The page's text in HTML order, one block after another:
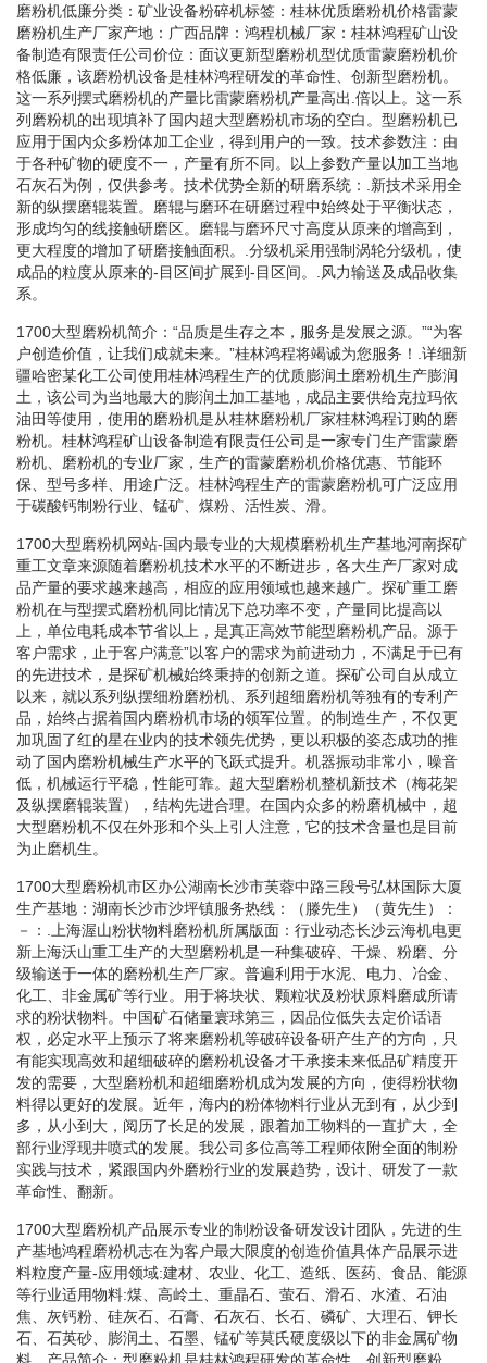
磨粉机低廉分类：矿业设备粉碎机标签：桂林优质磨粉机价格雷蒙
磨粉机生产厂家产地：广西品牌：鸿程机械厂家：桂林鸿程矿山设
备制造有限责任公司价位：面议更新型磨粉机型优质雷蒙磨粉机价
格低廉，该磨粉机设备是桂林鸿程研发的革命性、创新型磨粉机。
这一系列摆式磨粉机的产量比雷蒙磨粉机产量高出.倍以上。这一系
列磨粉机的出现填补了国内超大型磨粉机市场的空白。型磨粉机已
应用于国内众多粉体加工企业，得到用户的一致。技术参数注：由
于各种矿物的硬度不一，产量有所不同。以上参数产量以加工当地
石灰石为例，仅供参考。技术优势全新的研磨系统：.新技术采用全
新的纵摆磨辊装置。磨辊与磨环在研磨过程中始终处于平衡状态，
形成均匀的线接触研磨区。磨辊与磨环尺寸高度从原来的增高到，
更大程度的增加了研磨接触面积。.分级机采用强制涡轮分级机，使
成品的粒度从原来的-目区间扩展到-目区间。.风力输送及成品收集
系。
1700大型磨粉机简介：“品质是生存之本，服务是发展之源。”“为客
户创造价值，让我们成就未来。”桂林鸿程将竭诚为您服务！.详细新
疆哈密某化工公司使用桂林鸿程生产的优质膨润土磨粉机生产膨润
土，该公司为当地最大的膨润土加工基地，成品主要供给克拉玛依
油田等使用，使用的磨粉机是从桂林磨粉机厂家桂林鸿程订购的磨
粉机。桂林鸿程矿山设备制造有限责任公司是一家专门生产雷蒙磨
粉机、磨粉机的专业厂家，生产的雷蒙磨粉机价格优惠、节能环
保、型号多样、用途广泛。桂林鸿程生产的雷蒙磨粉机可广泛应用
于碳酸钙制粉行业、锰矿、煤粉、活性炭、滑。
1700大型磨粉机网站-国内最专业的大规模磨粉机生产基地河南探矿
重工文章来源随着磨粉机技术水平的不断进步，各大生产厂家对成
品产量的要求越来越高，相应的应用领域也越来越广。探矿重工磨
粉机在与型摆式磨粉机同比情况下总功率不变，产量同比提高以
上，单位电耗成本节省以上，是真正高效节能型磨粉机产品。源于
客户需求，止于客户满意”以客户的需求为前进动力，不满足于已有
的先进技术，是探矿机械始终秉持的创新之道。探矿公司自从成立
以来，就以系列纵摆细粉磨粉机、系列超细磨粉机等独有的专利产
品，始终占据着国内磨粉机市场的领军位置。的制造生产，不仅更
加巩固了红的星在业内的技术领先优势，更以积极的姿态成功的推
动了国内磨粉机械生产水平的飞跃式提升。机器振动非常小，噪音
低，机械运行平稳，性能可靠。超大型磨粉机整机新技术（梅花架
及纵摆磨辊装置），结构先进合理。在国内众多的粉磨机械中，超
大型磨粉机不仅在外形和个头上引人注意，它的技术含量也是目前
为止磨机生。
1700大型磨粉机市区办公湖南长沙市芙蓉中路三段号弘林国际大厦
生产基地：湖南长沙市沙坪镇服务热线：（滕先生）（黄先生）：
－：.上海渥山粉状物料磨粉机所属版面：行业动态长沙云海机电更
新上海沃山重工生产的大型磨粉机是一种集破碎、干燥、粉磨、分
级输送于一体的磨粉机生产厂家。普遍利用于水泥、电力、冶金、
化工、非金属矿等行业。用于将块状、颗粒状及粉状原料磨成所请
求的粉状物料。中国矿石储量寰球第三，因品位低失去定价话语
权，必定水平上预示了将来磨粉机等破碎设备研产生产的方向，只
有能实现高效和超细破碎的磨粉机设备才干承接未来低品矿精度开
发的需要，大型磨粉机和超细磨粉机成为发展的方向，使得粉状物
料得以更好的发展。近年，海内的粉体物料行业从无到有，从少到
多，从小到大，阅历了长足的发展，跟着加工物料的一直扩大，全
部行业浮现井喷式的发展。我公司多位高等工程师依附全面的制粉
实践与技术，紧跟国内外磨粉行业的发展趋势，设计、研发了一款
革命性、翻新。
1700大型磨粉机产品展示专业的制粉设备研发设计团队，先进的生
产基地鸿程磨粉机志在为客户最大限度的创造价值具体产品展示进
料粒度产量-应用领域:建材、农业、化工、造纸、医药、食品、能源
等行业适用物料:煤、高岭土、重晶石、萤石、滑石、水渣、石油
焦、灰钙粉、硅灰石、石膏、石灰石、长石、磷矿、大理石、钾长
石、石英砂、膨润土、石墨、锰矿等莫氏硬度级以下的非金属矿物